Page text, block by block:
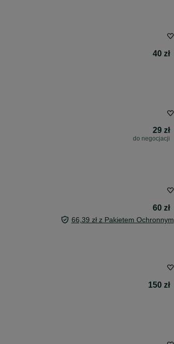
40 zł
29 zł
do negocjacji
60 zł
66,39 zł z Pakietem Ochronnym
150 zł